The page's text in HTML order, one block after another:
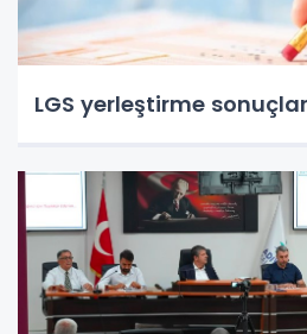
LGS yerleştirme